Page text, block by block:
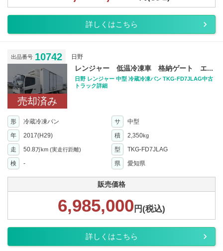
詳しくはこちら
出品番号 10742 日野
売却済み
レンジャー 低温冷凍車 格納ゲート エ...
日野 レンジャー 中型 冷蔵冷凍バン TKG-FD7JLAG中古
トラック詳細
形 冷蔵冷凍バン サ
中型
年
2017(H29) 積 2,350kg
走 50.8万km (実走行距離) 型
TKG-FD7JLAG
検
- 県 愛知県
販売価格
6,985,000 円(税込)
詳しくはこちら